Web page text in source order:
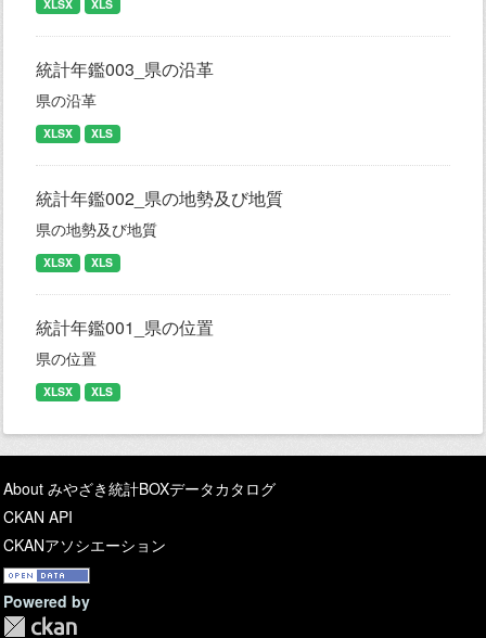
XLSX XLS
統計年鑑003_県の沿革
県の沿革
XLSX XLS
統計年鑑002_県の地勢及び地質
県の地勢及び地質
XLSX XLS
統計年鑑001_県の位置
県の位置
XLSX XLS
About みやざき統計BOXデータカタログ
CKAN API
CKANアソシエーション
Powered by